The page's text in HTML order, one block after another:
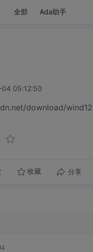
全部 Ada助手
05:12:50
download/
收藏 分享